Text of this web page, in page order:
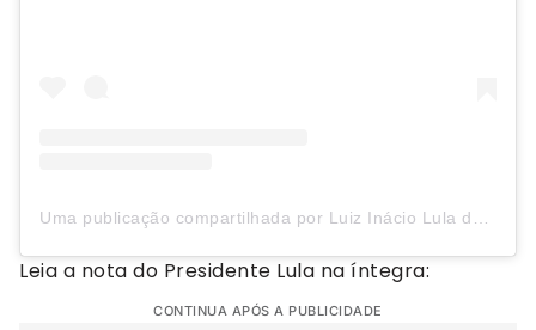
Leia a nota do Presidente Lula na íntegra:
CONTINUA APÓS A PUBLICIDADE